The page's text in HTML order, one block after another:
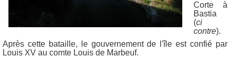
Corte à
Bastia
(ci
contre).
Après cette bataille, le gouvernement de l'île est confié par
Louis XV au comte Louis de Marbeuf.